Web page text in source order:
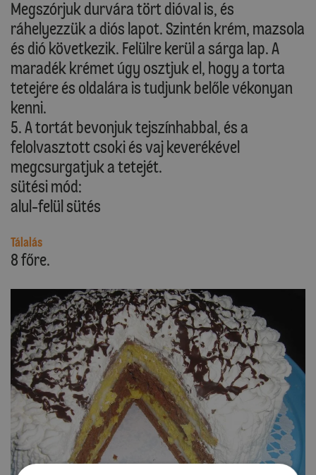
Megszórjuk durvára tört dióval is, és
ráhelyezzük a diós lapot. Szintén krém, mazsola
és dió következik. Felülre kerül a sárga lap. A
maradék krémet úgy osztjuk el, hogy a torta
tetejére és oldalára is tudjunk belőle vékonyan
kenni.
5. A tortát bevonjuk tejszínhabbal, és a
felolvasztott csoki és vaj keverékével
megcsurgatjuk a tetejét.
sütési mód:
alul-felül sütés
Tálalás
8 főre.